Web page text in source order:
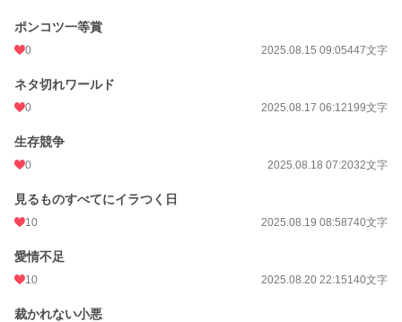
ポンコツ一等賞
0 2025.08.15 09:05447文字
ネタ切れワールド
0 2025.08.17 06:12199文字
生存競争
0 2025.08.18 07:2032文字
見るものすべてにイラつく日
10 2025.08.19 08:58740文字
愛情不足
10 2025.08.20 22:15140文字
裁かれない小悪